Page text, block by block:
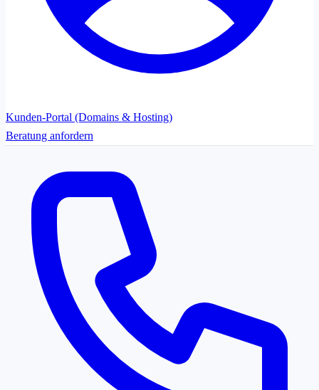
Kunden-Portal (Domains & Hosting)
Beratung anfordern